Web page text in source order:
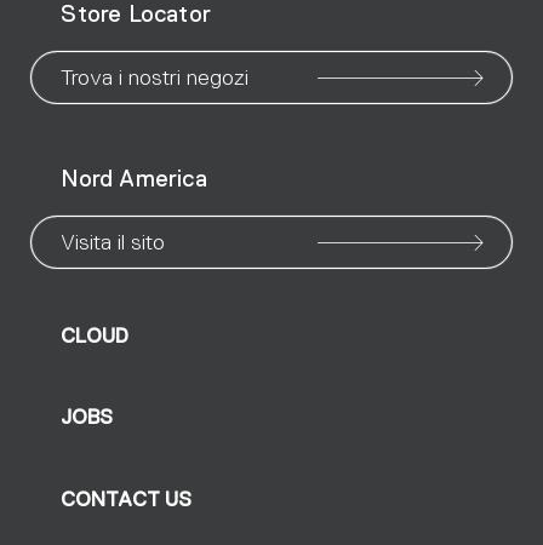
WeChat
Facebook
X Instagram
Store Locator
Trova i nostri negozi
Nord America
Visita il sito
CLOUD
JOBS
CONTACT US